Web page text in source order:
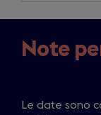
Note
Le date sono